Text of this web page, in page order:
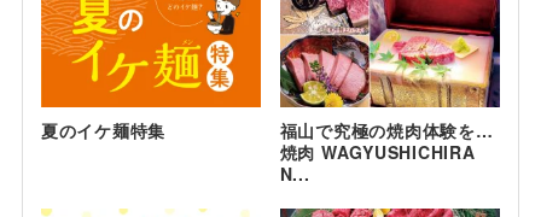
夏のイケ麺特集
福山で究極の焼肉体験を…
焼肉 WAGYUSHICHIRA
N...